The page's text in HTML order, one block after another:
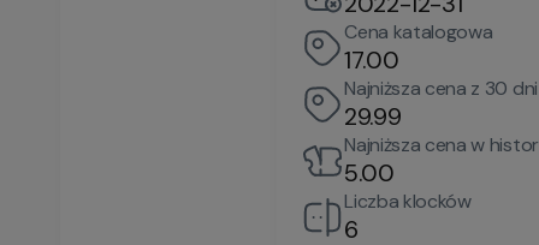
Cena katalogowa
17.00
Najniższa cena z 30 dni
29.99
Najniższa cena w
5.00
Liczba klocków
6